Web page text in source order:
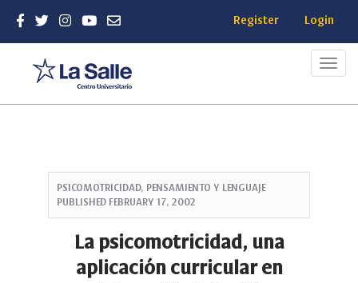
Navigation
Register Login
PSICOMOTRICIDAD, PENSAMIENTO Y LENGUAJE
PUBLISHED FEBRUARY 17, 2002
La psicomotricidad, una
aplicación curricular en